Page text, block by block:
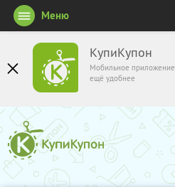
КупиКупон
Мобильное приложение
ещё удобнее
Меню